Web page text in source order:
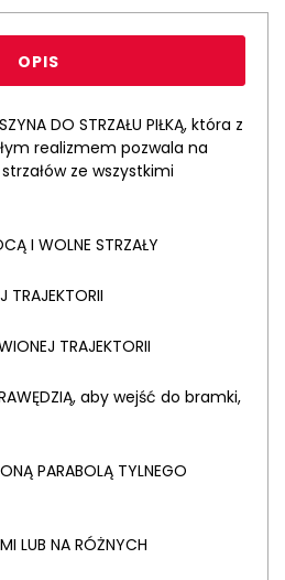
OPIS
DO STRZAŁU PIŁKĄ, która z
realizmem pozwala na
ze wszystkimi
I WOLNE STRZAŁY
TRAJEKTORII
TRAJEKTORII
aby wejść do bramki,
PARABOLĄ TYLNEGO
LUB NA RÓŻNYCH